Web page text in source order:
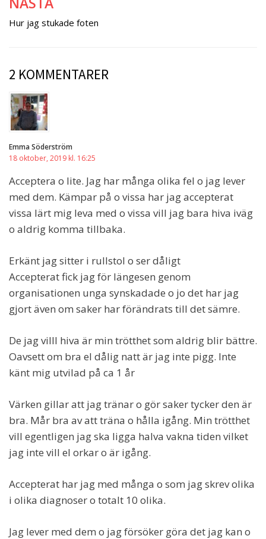
Hur jag stukade foten
2 KOMMENTARER
Emma Söderström
18 oktober, 2019 kl. 16:25
Acceptera o lite. Jag har många olika fel o jag lever
med dem. Kämpar på o vissa har jag accepterat
vissa lärt mig leva med o vissa vill jag bara hiva iväg
o aldrig komma tillbaka.
Erkänt jag sitter i rullstol o ser dåligt
Accepterat fick jag för längesen genom
organisationen unga synskadade o jo det har jag
gjort även om saker har förändrats till det sämre.
De jag villl hiva är min trötthet som aldrig blir bättre.
Oavsett om bra el dålig natt är jag inte pigg. Inte
känt mig utvilad på ca 1 år
Värken gillar att jag tränar o gör saker tycker den är
bra. Mår bra av att träna o hålla igång. Min trötthet
vill egentligen jag ska ligga halva vakna tiden vilket
jag inte vill el orkar o är igång.
Accepterat har jag med många o som jag skrev olika
i olika diagnoser o totalt 10 olika.
Jag lever med dem o jag försöker göra det jag kan o